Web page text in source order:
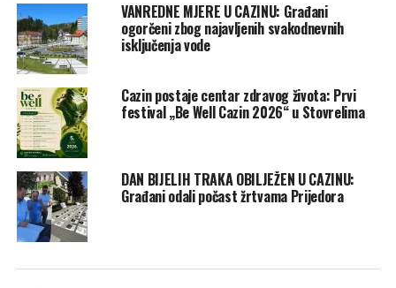
VANREDNE MJERE U CAZINU: Građani
ogorčeni zbog najavljenih svakodnevnih
isključenja vode
Cazin postaje centar zdravog života: Prvi
festival „Be Well Cazin 2026“ u Stovrelima
DAN BIJELIH TRAKA OBILJEŽEN U CAZINU:
Građani odali počast žrtvama Prijedora